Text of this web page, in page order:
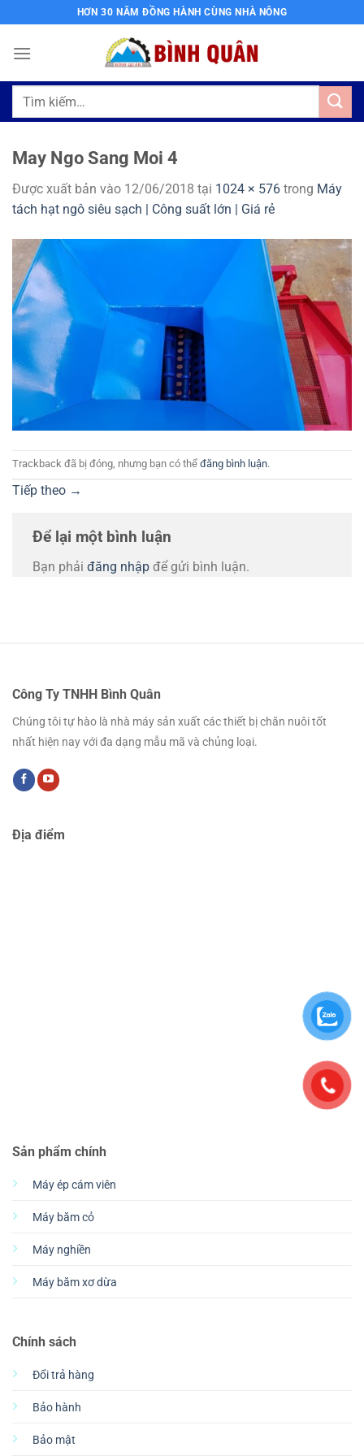
qua
nội
HƠN 30 NĂM ĐỒNG HÀNH CÙNG NHÀ NÔNG
Tìm
May Ngo Sang Moi 4
Được xuất bản vào 12/06/2018 tại 1024 × 576 trong Máy
tách hạt ngô siêu sạch | Công suất lớn | Giá rẻ
Trackback đã bị đóng, nhưng bạn có thể đăng bình luận.
Tiếp theo →
Để lại một bình luận
Bạn phải đăng nhập để gửi bình luận.
Công Ty TNHH Bình Quân
Chúng tôi tự hào là nhà máy sản xuất các thiết bị chăn nuôi tốt
nhất hiện nay với đa dạng mẫu mã và chủng loại.
Sản phẩm chính
Máy ép cám viên
Máy băm cỏ
Máy nghiền
Máy băm xơ dừa
Chính sách
Đổi trả hàng
Bảo hành
Bảo mật
Địa điểm